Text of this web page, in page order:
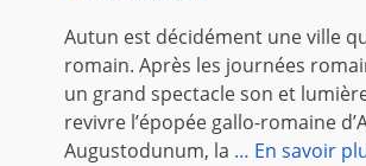
Autun est décidément une ville
romain. Après les journées
un grand spectacle son et
revivre l’épopée gallo-romaine
Augustodunum, la … En savoir